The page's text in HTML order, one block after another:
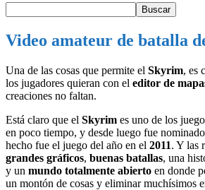
Video amateur de batalla
Una de las cosas que permite el Skyrim, es
los jugadores quieran con el editor de
creaciones no faltan.
Está claro que el Skyrim es uno de los
en poco tiempo, y desde luego fue
hecho fue el juego del año en el 2011. Y las
grandes gráficos, buenas batallas, una
y un mundo totalmente abierto en donde
un montón de cosas y eliminar muchísimos